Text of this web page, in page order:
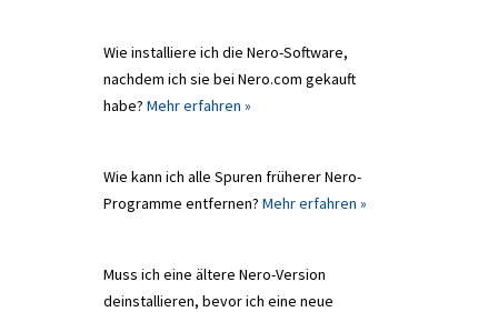
Wie installiere ich die Nero-Software,
nachdem ich sie bei Nero.com gekauft
habe? Mehr erfahren »
Wie kann ich alle Spuren früherer Nero-
Programme entfernen? Mehr erfahren »
Muss ich eine ältere Nero-Version
deinstallieren, bevor ich eine neue